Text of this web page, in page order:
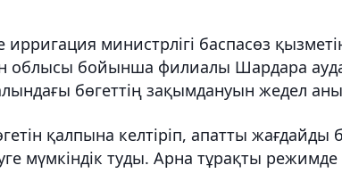
министрлігі баспасөз
облысы бойынша филиалы Шардара
бөгеттің зақымдануын жедел
қалпына келтіріп, апатты жағдайды
мүмкіндік туды. Арна тұрақты режимде